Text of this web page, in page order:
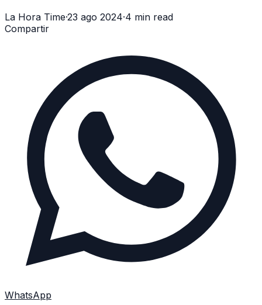
La Hora Time·23 ago 2024·4 min read
Compartir
WhatsApp